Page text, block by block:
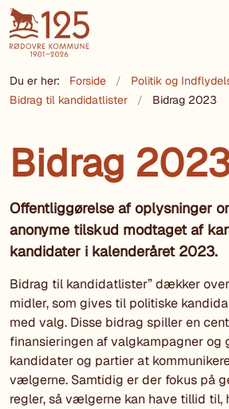
Du er her: Forside Politik og
Bidrag til kandidatlister
Bidrag 2023
Bidrag
Offentliggørelse af oplysninger
anonyme tilskud modtaget af
kandidater i kalenderåret 2023.
Bidrag til kandidatlister” dækker
midler, som gives til politiske
med valg. Disse bidrag spiller en
finansieringen af valgkampagner og
kandidater og partier at
vælgerne. Samtidig er der fokus på
regler, så vælgerne kan have tillid til,